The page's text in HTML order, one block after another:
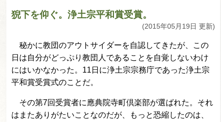
猊下を仰ぐ。浄土宗平和賞受賞。
(2015年05月19日 更新)
秘かに教団のアウトサイダーを自認してきたが、この
日は自分がどっぷり教団人であることを自覚しないわけ
にはいかなかった。11日に浄土宗宗務庁であった浄土宗
平和賞受賞式のことだ。
その第7回受賞者に應典院寺町倶楽部が選ばれた。それ
はまたありがたいことなのだが、もっと恐縮したのは、